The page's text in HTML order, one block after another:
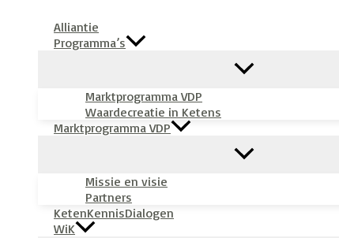
Alliantie
Programma’s
Marktprogramma VDP
Waardecreatie in Ketens
Marktprogramma VDP
Missie en visie
Partners
KetenKennisDialogen
WiK